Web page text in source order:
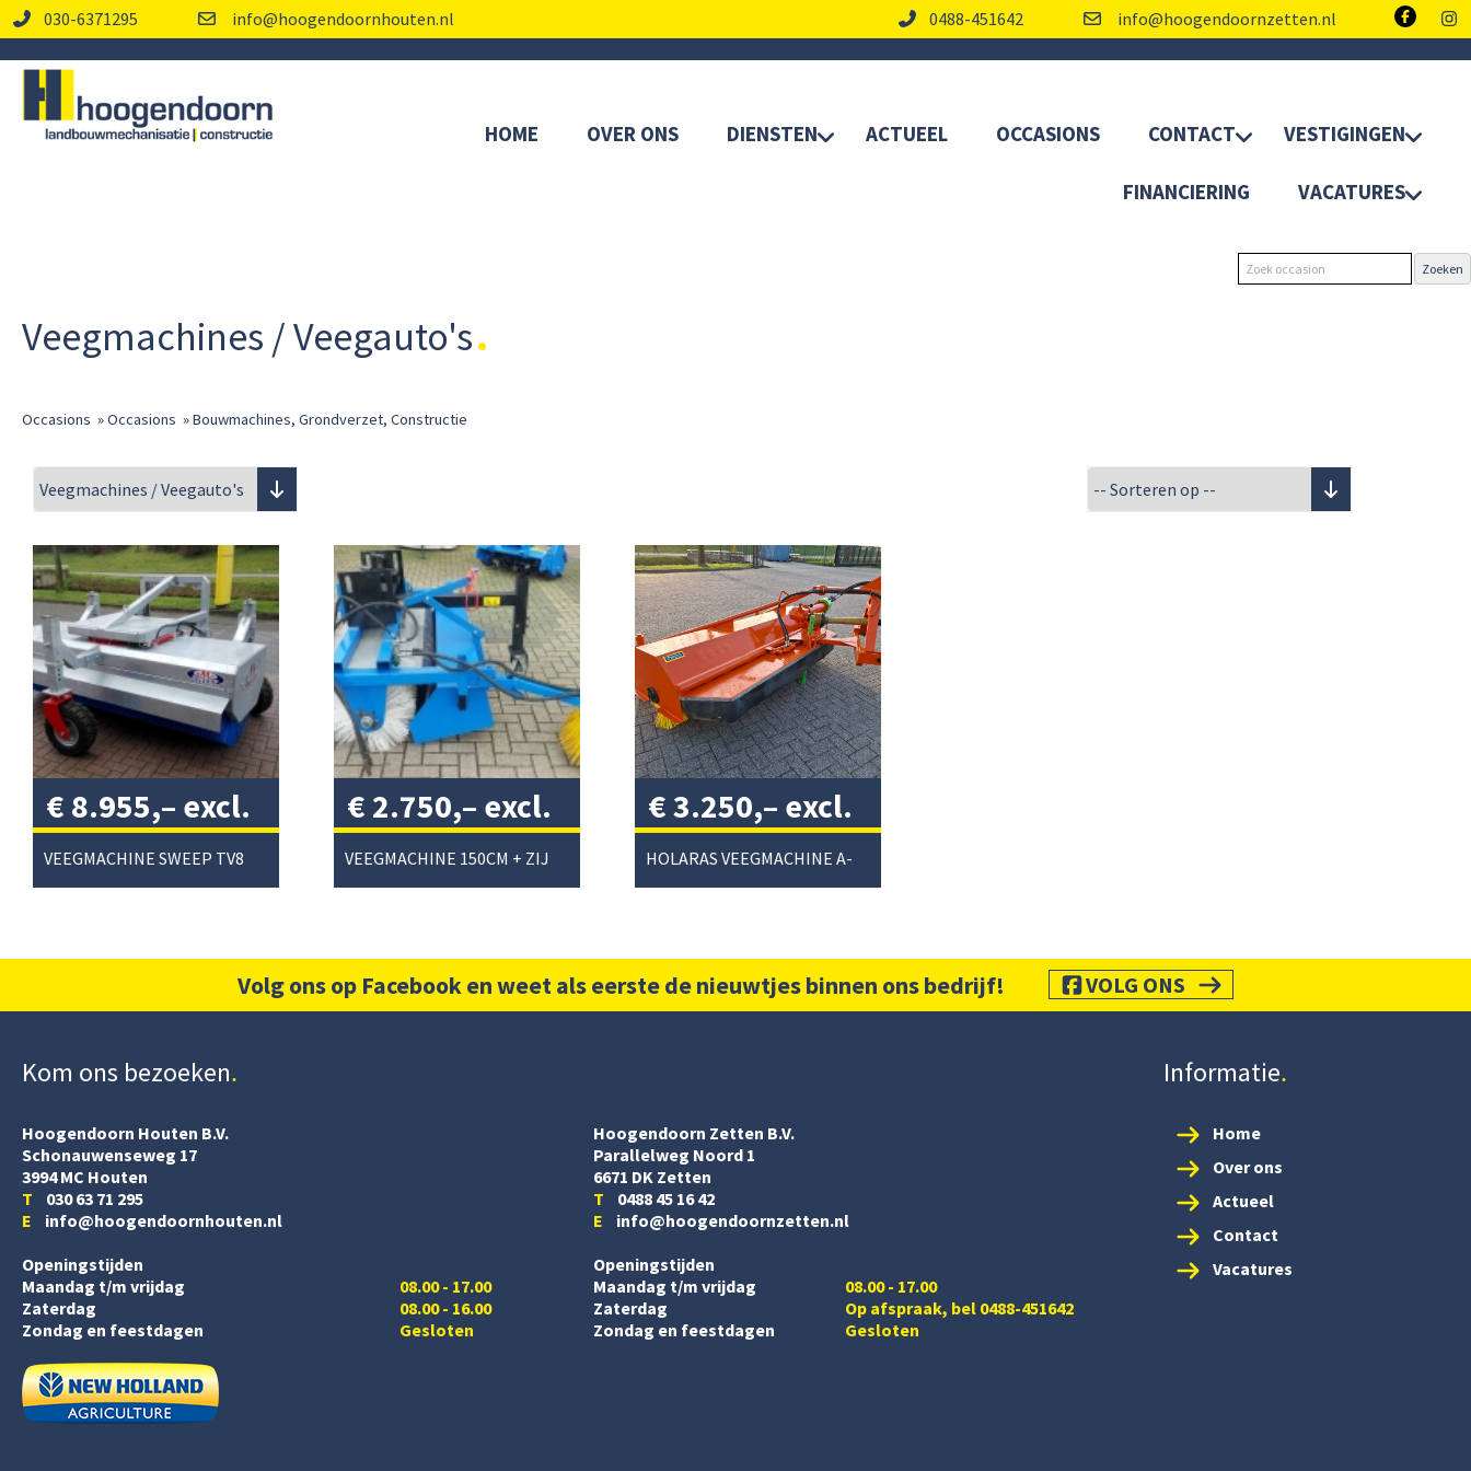
030-6371295 info@hoogendoornhouten.nl 0488-451642 info@hoogendoornzetten.nl
HOME OVER ONS DIENSTEN ACTUEEL OCCASIONS CONTACT VESTIGINGEN
FINANCIERING VACATURES
Veegmachines / Veegauto's
Occasions »Occasions »Bouwmachines, Grondverzet, Constructie
€ 8.955,– excl.
btw/
€ 2.750,– excl.
btw/
€3.250,– excl.
btw/
Volg ons op Facebook en weet als eerste de nieuwtjes binnen ons bedrijf! VOLG ONS
Kom ons bezoeken
Hoogendoorn Houten B.V.
Schonauwenseweg 17
3994 MC Houten
T 030 63 71 295
E info@hoogendoornhouten.nl
Openingstijden
Maandag t/m vrijdag
Zaterdag
08.00 - 17.00
08.00 - 16.00
Zondag en feestdagen
Gesloten
Hoogendoorn Zetten B.V.
Parallelweg Noord 1
6671 DK Zetten
T 0488 45 16 42
E info@hoogendoornzetten.nl
Openingstijden
Maandag t/m vrijdag
08.00 - 17.00
Zaterdag
Op afspraak, bel 0488-451642
Zondag en feestdagen
Gesloten
Informatie
Home
Over ons
Actueel
Contact
Vacatures